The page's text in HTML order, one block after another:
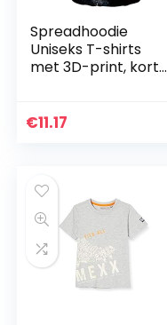
Spreadhoodie
Uniseks T-shirts
met 3D-print, korte
shirt, top, tees, S-
€11.17